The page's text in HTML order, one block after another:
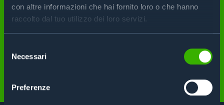
con altre informazioni che hai fornito loro o che hanno
raccolto dal tuo utilizzo dei loro servizi.
delNecessari
Preferenze
SYSTEM, TO ENSURE THE
BEST RESULT.